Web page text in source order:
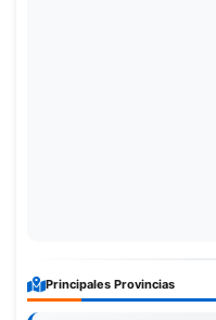
Principales Provincias